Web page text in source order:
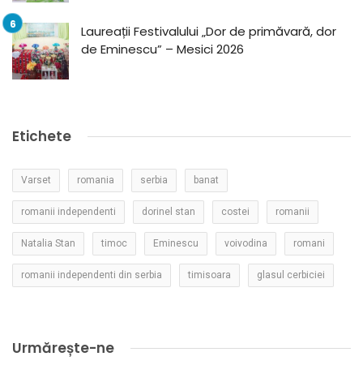
Laureații Festivalului „Dor de primăvară, dor
de Eminescu” – Mesici 2026
Etichete
Varset romania serbia banat
romanii independenti dorinel stan costei romanii
Natalia Stan timoc Eminescu voivodina romani
romanii independenti din serbia timisoara glasul cerbiciei
Urmărește-ne